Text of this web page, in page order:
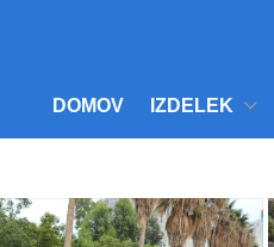
DOMOV IZDELEK